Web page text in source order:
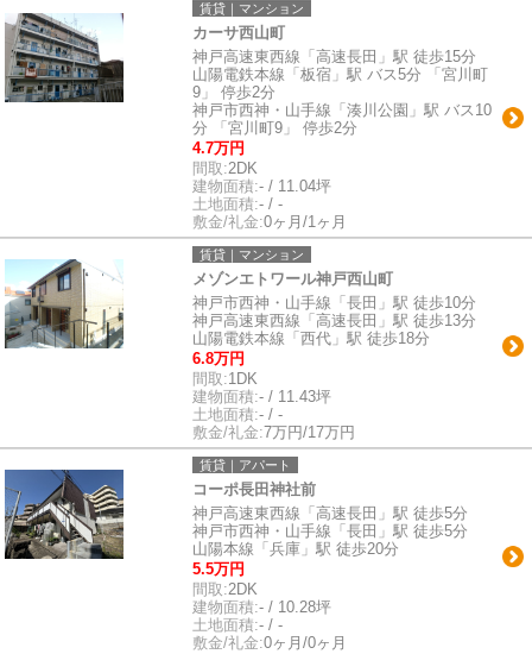
賃貸｜マンション
カーサ西山町
神戸高速東西線「高速長田」駅 徒歩15分
山陽電鉄本線「板宿」駅 バス5分 「宮川町
9」 停歩2分
神戸市西神・山手線「湊川公園」駅 バス10
分 「宮川町9」 停歩2分
4.7万円
間取:2DK
建物面積:- / 11.04坪
土地面積:- / -
敷金/礼金:0ヶ月/1ヶ月
賃貸｜マンション
メゾンエトワール神戸西山町
神戸市西神・山手線「長田」駅 徒歩10分
神戸高速東西線「高速長田」駅 徒歩13分
山陽電鉄本線「西代」駅 徒歩18分
6.8万円
間取:1DK
建物面積:- / 11.43坪
土地面積:- / -
敷金/礼金:7万円/17万円
賃貸｜アパート
コーポ長田神社前
神戸高速東西線「高速長田」駅 徒歩5分
神戸市西神・山手線「長田」駅 徒歩5分
山陽本線「兵庫」駅 徒歩20分
5.5万円
間取:2DK
建物面積:- / 10.28坪
土地面積:- / -
敷金/礼金:0ヶ月/0ヶ月